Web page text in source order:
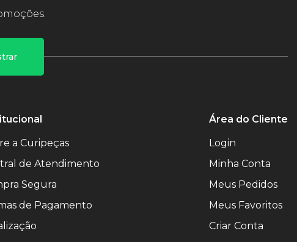
a Curipeças
de Atendimento
Segura
de Pagamento
Área do Cliente
Login
Minha Conta
Meus Pedidos
Meus Favoritos
Criar Conta